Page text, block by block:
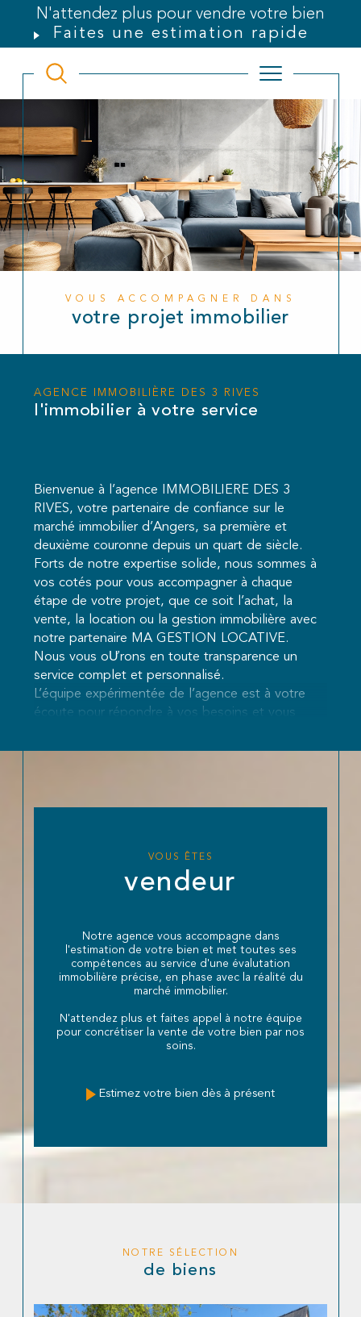
N'attendez plus pour vendre votre bien
Faites une estimation rapide
VOUS ACCOMPAGNER DANS
votre projet immobilier
AGENCE IMMOBILIÈRE DES 3 RIVES
l'immobilier à votre service
Bienvenue à l’agence IMMOBILIERE DES 3
RIVES, votre partenaire de confiance sur le
marché immobilier d’Angers, sa première et
deuxième couronne depuis un quart de siècle.
Forts de notre expertise solide, nous sommes à
vos cotés pour vous accompagner à chaque
étape de votre projet, que ce soit l’achat, la
vente, la location ou la gestion immobilière avec
notre partenaire MA GESTION LOCATIVE.
Nous vous oƯrons en toute transparence un
service complet et personnalisé.
L’équipe expérimentée de l’agence est à votre
écoute pour répondre à vos besoins et vous
VOUS ÊTES
vendeur
Notre agence vous accompagne dans
l'estimation de votre bien et met toutes ses
compétences au service d'une évalutation
immobilière précise, en phase avec la réalité du
marché immobilier.
N'attendez plus et faites appel à notre équipe
pour concrétiser la vente de votre bien par nos
soins.
Estimez votre bien dès à présent
NOTRE SÉLECTION
de biens